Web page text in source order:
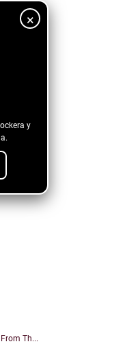
×
y
...
Th...